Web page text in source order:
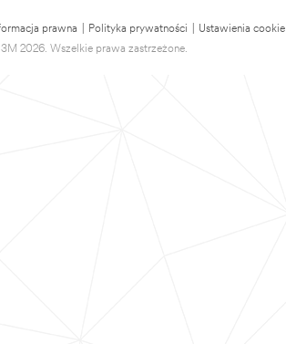
prawna Polityka prywatności
Ustawienia cookie
2026. Wszelkie prawa zastrzeżone.